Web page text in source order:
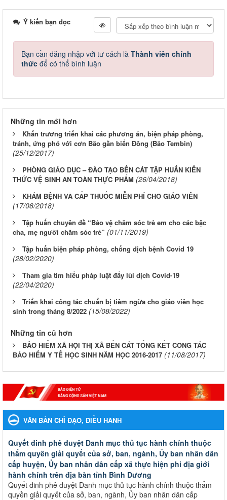
Ý kiến bạn đọc
Bạn cần đăng nhập với tư cách là Thành viên chính
thức để có thể bình luận
Những tin mới hơn
Khẩn trương triển khai các phương án, biện pháp phòng,
tránh, ứng phó với cơn Bão gần biển Đông (Bão Tembin)
(25/12/2017)
PHÒNG GIÁO DỤC – ĐÀO TẠO BẾN CÁT TẬP HUẤN KIẾN
THỨC VỆ SINH AN TOÀN THỰC PHẨM (26/04/2018)
KHÁM BỆNH VÀ CẤP THUỐC MIỄN PHÍ CHO GIÁO VIÊN
(17/08/2018)
Tập huấn chuyên đề “Bảo vệ chăm sóc trẻ em cho các bậc
cha, mẹ người chăm sóc trẻ” (01/11/2019)
Tập huấn biện pháp phòng, chống dịch bệnh Covid 19
(28/02/2020)
Tham gia tìm hiểu pháp luật đẩy lùi dịch Covid-19
(22/04/2020)
Triển khai công tác chuẩn bị tiêm ngừa cho giáo viên học
sinh trong tháng 8/2022 (15/08/2022)
Những tin cũ hơn
BẢO HIỂM XÃ HỘI THỊ XÃ BẾN CÁT TỔNG KẾT CÔNG TÁC
BẢO HIỂM Y TẾ HỌC SINH NĂM HỌC 2016-2017 (11/08/2017)
VĂN BẢN CHỈ ĐẠO, ĐIỀU HÀNH
Quyết đinh phê duyệt Danh mục thủ tục hành chính thuộc
thẩm quyền giải quyết của sở, ban, ngành, Ủy ban nhân dân
cấp huyện, Ủy ban nhân dân cấp xã thực hiện phi địa giới
hành chính trên địa bàn tỉnh Bình Dương
Quyết đinh phê duyệt Danh mục thủ tục hành chính thuộc thẩm
quyền giải quyết của sở, ban, ngành, Ủy ban nhân dân cấp